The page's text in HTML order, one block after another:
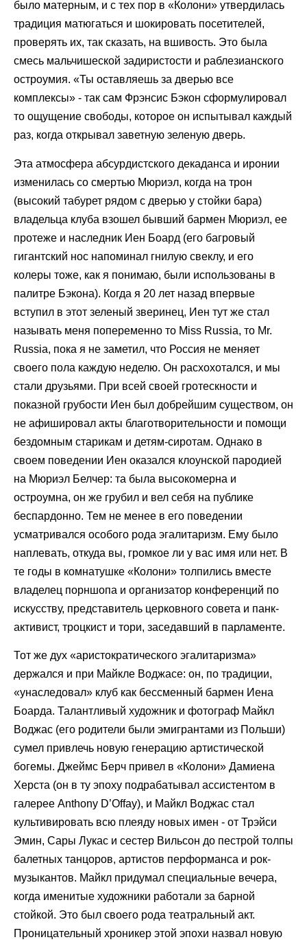
было матерным, и с тех пор в «Колони» утвердилась
традиция матюгаться и шокировать посетителей,
проверять их, так сказать, на вшивость. Это была
смесь мальчишеской задиристости и раблезианского
остроумия. «Ты оставляешь за дверью все
комплексы» - так сам Фрэнсис Бэкон сформулировал
то ощущение свободы, которое он испытывал каждый
раз, когда открывал заветную зеленую дверь.
Эта атмосфера абсурдистского декаданса и иронии
изменилась со смертью Мюриэл, когда на трон
(высокий табурет рядом с дверью у стойки бара)
владельца клуба взошел бывший бармен Мюриэл, ее
протеже и наследник Иен Боард (его багровый
гигантский нос напоминал гнилую свеклу, и его
колеры тоже, как я понимаю, были использованы в
палитре Бэкона). Когда я 20 лет назад впервые
вступил в этот зеленый зверинец, Иен тут же стал
называть меня попеременно то Miss Russia, то Mr.
Russia, пока я не заметил, что Россия не меняет
своего пола каждую неделю. Он расхохотался, и мы
стали друзьями. При всей своей гротескности и
показной грубости Иен был добрейшим существом, он
не афишировал акты благотворительности и помощи
бездомным старикам и детям-сиротам. Однако в
своем поведении Иен оказался клоунской пародией
на Мюриэл Белчер: та была высокомерна и
остроумна, он же грубил и вел себя на публике
беспардонно. Тем не менее в его поведении
усматривался особого рода эгалитаризм. Ему было
наплевать, откуда вы, громкое ли у вас имя или нет. В
те годы в комнатушке «Колони» толпились вместе
владелец порншопа и организатор конференций по
искусству, представитель церковного совета и панк-
активист, троцкист и тори, заседавший в парламенте.
Тот же дух «аристократического эгалитаризма»
держался и при Майкле Воджасе: он, по традиции,
«унаследовал» клуб как бессменный бармен Иена
Боарда. Талантливый художник и фотограф Майкл
Воджас (его родители были эмигрантами из Польши)
сумел привлечь новую генерацию артистической
богемы. Джеймс Берч привел в «Колони» Дамиена
Херста (он в ту эпоху подрабатывал ассистентом в
галерее Anthony D’Offay), и Майкл Воджас стал
культивировать всю плеяду новых имен - от Трэйси
Эмин, Сары Лукас и сестер Вильсон до пестрой толпы
балетных танцоров, артистов перформанса и рок-
музыкантов. Майкл придумал специальные вечера,
когда именитые художники работали за барной
стойкой. Это был своего рода театральный акт.
Проницательный хроникер этой эпохи назвал новую